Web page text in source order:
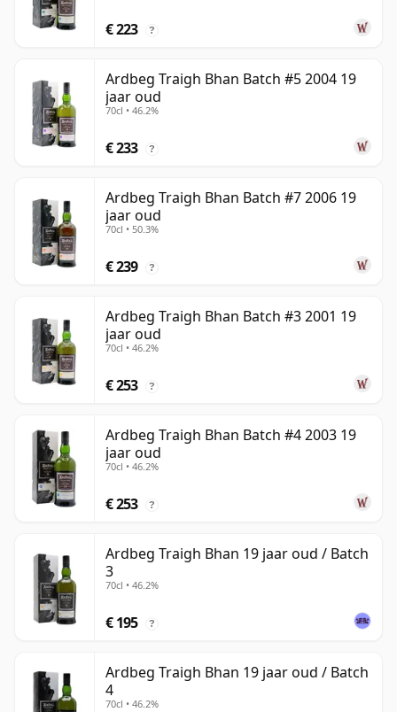
€ 223 ?
Ardbeg Traigh Bhan Batch #5 2004 19
jaar oud
70cl • 46.2%
€ 233 ?
Ardbeg Traigh Bhan Batch #7 2006 19
jaar oud
70cl • 50.3%
€ 239 ?
Ardbeg Traigh Bhan Batch #3 2001 19
jaar oud
70cl • 46.2%
€ 253 ?
Ardbeg Traigh Bhan Batch #4 2003 19
jaar oud
70cl • 46.2%
€ 253 ?
Ardbeg Traigh Bhan 19 jaar oud / Batch
3
70cl • 46.2%
€ 195 ?
Ardbeg Traigh Bhan 19 jaar oud / Batch
4
70cl • 46.2%